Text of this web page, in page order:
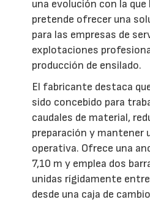
una evolución con la que
pretende ofrecer una
para las empresas de
explotaciones
producción de ensilado.
El fabricante destaca
sido concebido para
caudales de material,
preparación y mantener
operativa. Ofrece una
7,10 m y emplea dos
unidas rígidamente
desde una caja de